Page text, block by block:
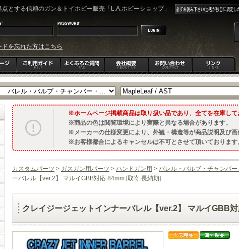
点とする信頼のガン＆トイホビー販売「L.A.ホビーショップ」
ドを忘れた方はこちら
ホームページ掲載商品は取り扱い品であり、全てを在庫して
商品の色は閲覧環境により実際と異なる場合があります。
メーカーの仕様変更により、外観・構造等が商品説明及び画
お客様都合によるキャンセルは不可とさせて頂いております
カスタムパーツ > ガスガン用パーツ > ハンドガン用 > バレル・バルブ・チャンバ
ーバレル【ver.2】 マルイGBB対応 84mm [取寄:長納期]
クレイジージェットインナーバレル【ver.2】 マルイGBB